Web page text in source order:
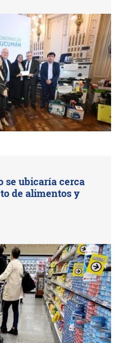
se ubicaría cerca
de alimentos y